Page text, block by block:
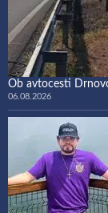
Ob avtocesti
06.08.2026